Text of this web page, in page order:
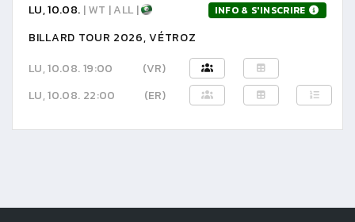
LU, 10.08. | WT | ALL | INFO & S'INSCRIRE
BILLARD TOUR 2026, VÉTROZ
LU, 10.08. 19:00
(VR)
LU, 10.08. 22:00
(ER)